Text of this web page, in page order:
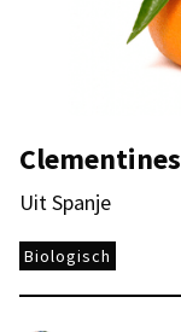
Clementines
Uit Spanje
Biologisch